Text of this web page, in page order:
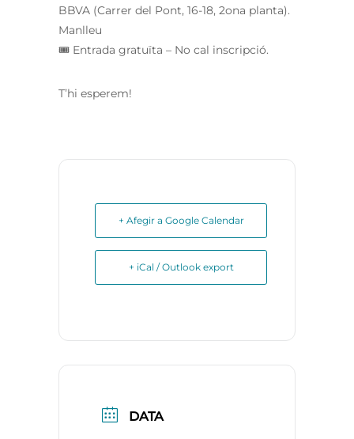
BBVA (Carrer del Pont, 16-18, 2ona planta).
Manlleu
🎟️ Entrada gratuïta – No cal inscripció.
T’hi esperem!
+ Afegir a Google Calendar
+ iCal / Outlook export
DATA